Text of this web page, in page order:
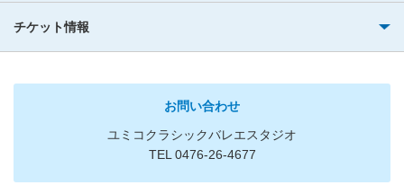
チケット情報
お問い合わせ
ユミコクラシックバレエスタジオ
TEL 0476-26-4677